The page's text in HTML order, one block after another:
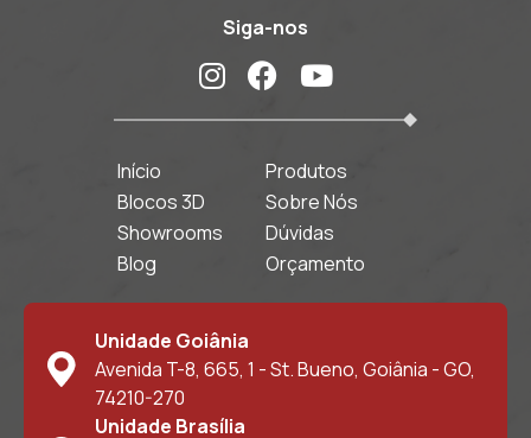
Siga-nos
Início
Produtos
Blocos 3D
Sobre Nós
Showrooms
Dúvidas
Blog
Orçamento
Unidade Goiânia
Avenida T-8, 665, 1 - St. Bueno, Goiânia - GO,
74210-270
Unidade Brasília